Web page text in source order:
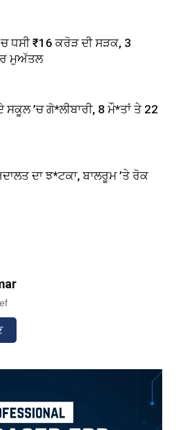
ਧਸੀ ₹16 ਕਰੋੜ ਦੀ ਸੜਕ, 3
ਮੁਅੱਤਲ
’ਚ ਗੋ*ਲੀਬਾਰੀ, 8 ਮੌ*ਤਾਂ ਤੇ 22
ਦਾ ਝ*ਟਕਾ, ਬਾਲਰੂਮ ’ਤੇ ਰੋਕ